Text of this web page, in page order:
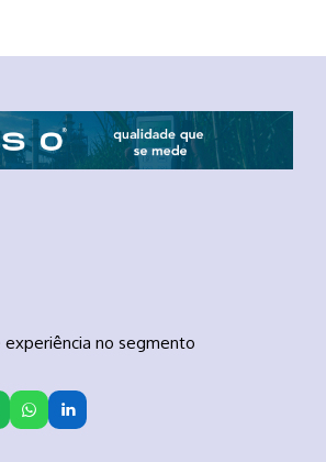
experiência no segmento